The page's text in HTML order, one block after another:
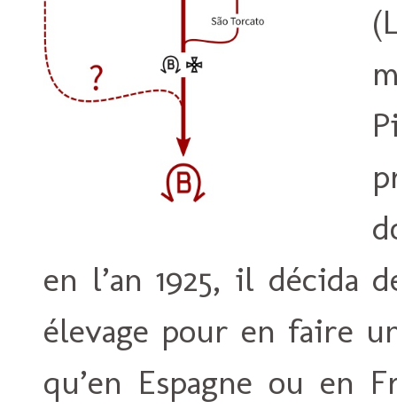
en l’an 1925, il décida
élevage pour en faire
qu’en Espagne ou en